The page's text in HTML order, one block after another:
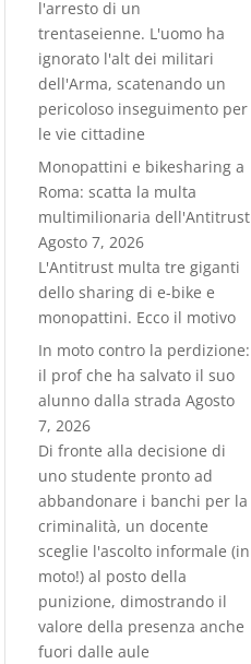
l'arresto di un
trentaseienne. L'uomo ha
ignorato l'alt dei militari
dell'Arma, scatenando un
pericoloso inseguimento per
le vie cittadine
Monopattini e bikesharing a
Roma: scatta la multa
multimilionaria dell'Antitrust
Agosto 7, 2026
L'Antitrust multa tre giganti
dello sharing di e-bike e
monopattini. Ecco il motivo
In moto contro la perdizione:
il prof che ha salvato il suo
alunno dalla strada Agosto
7, 2026
Di fronte alla decisione di
uno studente pronto ad
abbandonare i banchi per la
criminalità, un docente
sceglie l'ascolto informale (in
moto!) al posto della
punizione, dimostrando il
valore della presenza anche
fuori dalle aule